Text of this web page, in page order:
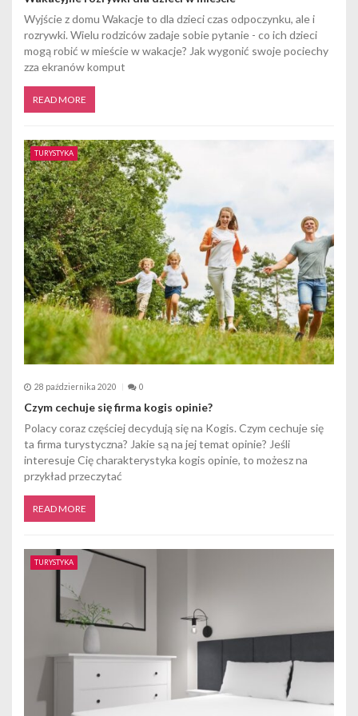
Wyjście z domu Wakacje to dla dzieci czas odpoczynku, ale i
rozrywki. Wielu rodziców zadaje sobie pytanie - co ich dzieci
mogą robić w mieście w wakacje? Jak wygonić swoje pociechy
zza ekranów komput
READ MORE
TURYSTYKA
28 października 2020 0
Czym cechuje się firma kogis opinie?
Polacy coraz częściej decydują się na Kogis. Czym cechuje się
ta firma turystyczna? Jakie są na jej temat opinie? Jeśli
interesuje Cię charakterystyka kogis opinie, to możesz na
przykład przeczytać
READ MORE
TURYSTYKA